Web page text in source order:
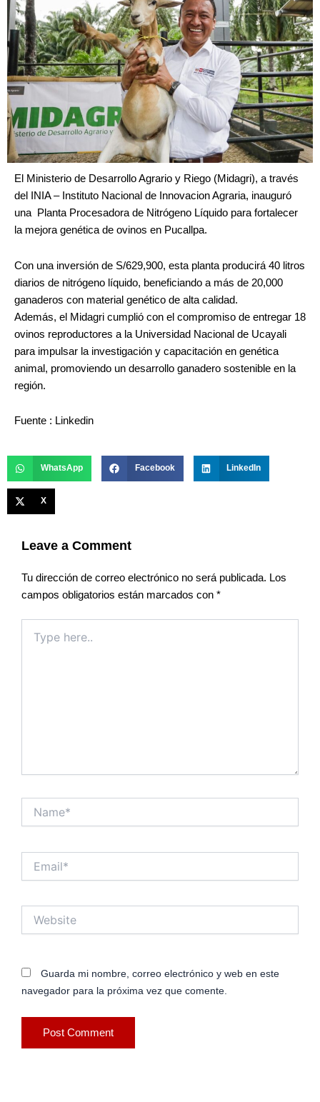
El Ministerio de Desarrollo Agrario y Riego (Midagri), a través
del INIA – Instituto Nacional de Innovacion Agraria, inauguró
una Planta Procesadora de Nitrógeno Líquido para fortalecer
la mejora genética de ovinos en Pucallpa.
Con una inversión de S/629,900, esta planta producirá 40 litros
diarios de nitrógeno líquido, beneficiando a más de 20,000
ganaderos con material genético de alta calidad.
Además, el Midagri cumplió con el compromiso de entregar 18
ovinos reproductores a la Universidad Nacional de Ucayali
para impulsar la investigación y capacitación en genética
animal, promoviendo un desarrollo ganadero sostenible en la
región.
Fuente : Linkedin
WhatsApp Facebook LinkedIn
X
Leave a Comment
Tu dirección de correo electrónico no será publicada. Los
campos obligatorios están marcados con *
here..
Guarda mi nombre, correo electrónico y web en este
navegador para la próxima vez que comente.